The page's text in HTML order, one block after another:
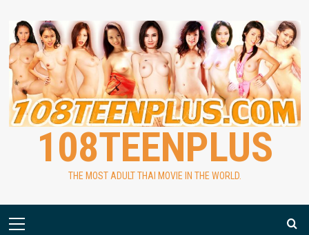
content
108TEENPLUS
THE MOST ADULT THAI MOVIE IN THE WORLD.
Primary